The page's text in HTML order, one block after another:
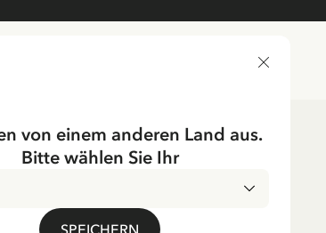
von einem anderen Land aus.
Bitte wählen Sie Ihr
SPEICHERN